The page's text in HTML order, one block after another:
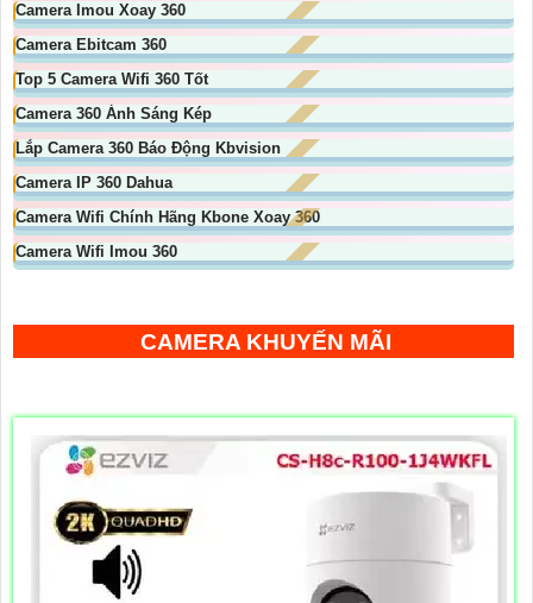
Camera Imou Xoay 360
Camera Ebitcam 360
Top 5 Camera Wifi 360 Tốt
Camera 360 Ánh Sáng Kép
Lắp Camera 360 Báo Động Kbvision
Camera IP 360 Dahua
Camera Wifi Chính Hãng Kbone Xoay 360
Camera Wifi Imou 360
CAMERA KHUYẾN MÃI